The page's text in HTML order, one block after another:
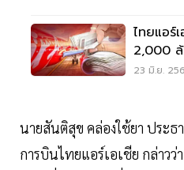
ไทยแอร์
2,000
ต่อปี
23 มิ.ย.
นายสันติสุข คล่องใช้ยา ประธ
การบินไทยแอร์เอเชีย กล่าว